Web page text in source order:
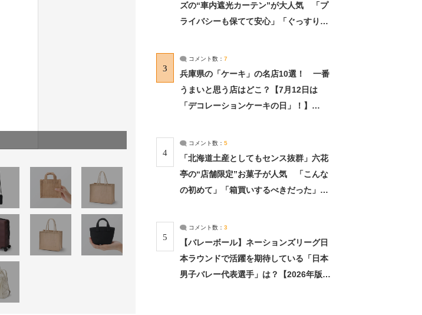
ズの“車内遮光カーテン”が大人気 「プ
ライバシーも保てて安心」「ぐっすり眠
3
コメント数： 7
兵庫県の「ケーキ」の名店10選！ 一番
うまいと思う店はどこ？【7月12日は
「デコレーションケーキの日」！】
4
コメント数： 5
「北海道土産としてもセンス抜群」六花
亭の“店舗限定”お菓子が人気 「こんな
の初めて」「箱買いするべきだった」
5
コメント数： 3
【バレーボール】ネーションズリーグ日
本ラウンドで活躍を期待している「日本
男子バレー代表選手」は？【2026年版・